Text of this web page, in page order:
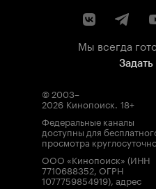
Мы всегда
© 2003–
2026 Кинопоиск. 18+
Федеральные каналы
доступны для
просмотра
ООО «Кинопоиск» (ИНН
7710688352, ОГРН
1077759854919), адрес